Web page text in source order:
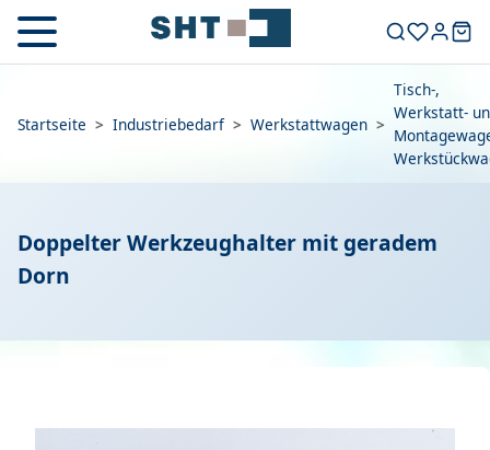
Startseite > Industriebedarf > Werkstattwagen >
Tisch-,
Werkstatt-
Doppelter Werkzeughalter mit geradem
Dorn